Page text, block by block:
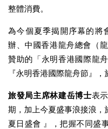
整體消費。
為今個夏季揭開序幕的將
辦、中國香港龍舟總會（
贊助的「永明香港國際龍
『永明香港國際龍舟節』
旅發局主席林建岳博士表
期，加上今夏盛事浪接浪
夏日盛會 』，把握不同盛